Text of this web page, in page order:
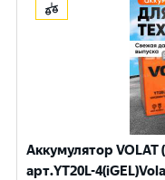
Аккумулятор VOLAT
арт.YT20L-